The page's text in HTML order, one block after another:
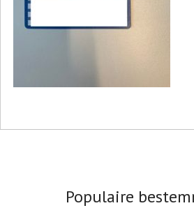
Populaire